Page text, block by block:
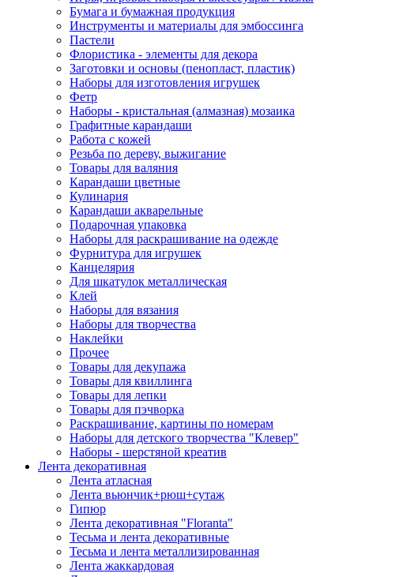
Бумага и бумажная продукция
Инструменты и материалы для эмбоссинга
Пастели
Флористика - элементы для декора
Заготовки и основы (пенопласт, пластик)
Наборы для изготовления игрушек
Фетр
Наборы - кристальная (алмазная) мозаика
Графитные карандаши
Работа с кожей
Резьба по дереву, выжигание
Товары для валяния
Карандаши цветные
Кулинария
Карандаши акварельные
Подарочная упаковка
Наборы для раскрашивание на одежде
Фурнитура для игрушек
Канцелярия
Для шкатулок металлическая
Клей
Наборы для вязания
Наборы для творчества
Наклейки
Прочее
Товары для декупажа
Товары для квиллинга
Товары для лепки
Товары для пэчворка
Раскрашивание, картины по номерам
Наборы для детского творчества "Клевер"
Наборы - шерстяной креатив
Лента декоративная
Лента атласная
Лента вьюнчик+рюш+сутаж
Гипюр
Лента декоративная "Floranta"
Тесьма и лента декоративные
Тесьма и лента металлизированная
Лента жаккардовая